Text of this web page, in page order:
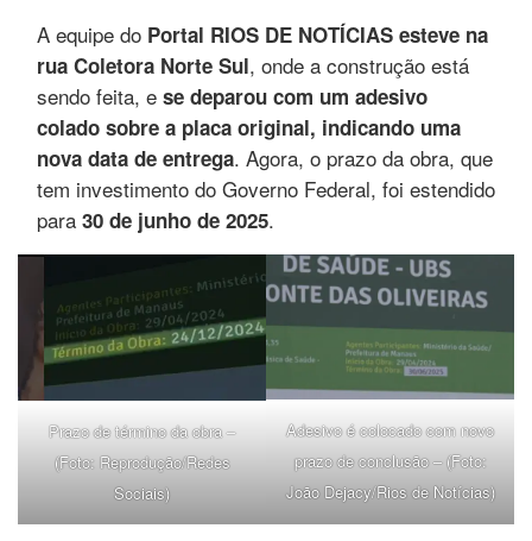
A equipe do Portal RIOS DE NOTÍCIAS esteve na
rua Coletora Norte Sul, onde a construção está
sendo feita, e se deparou com um adesivo
colado sobre a placa original, indicando uma
nova data de entrega. Agora, o prazo da obra, que
tem investimento do Governo Federal, foi estendido
para 30 de junho de 2025.
Prazo de término da obra –
(Foto: Reprodução/Redes
Sociais)
Adesivo é colocado com novo
prazo de conclusão – (Foto:
João Dejacy/Rios de Notícias)